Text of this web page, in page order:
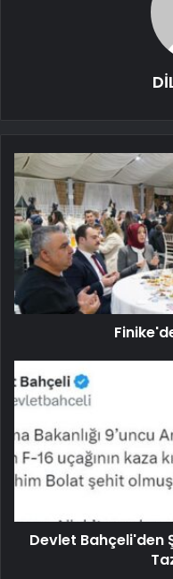
Devlet Bahçeli'den